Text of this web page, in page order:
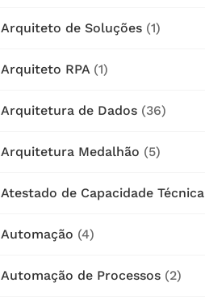
Arquiteto de Soluções (1)
Arquiteto RPA(1)
Arquitetura de Dados (36)
Arquitetura Medalhão (5)
Atestado de Capacidade Técnica
Automação (4)
Automação de Processos (2)